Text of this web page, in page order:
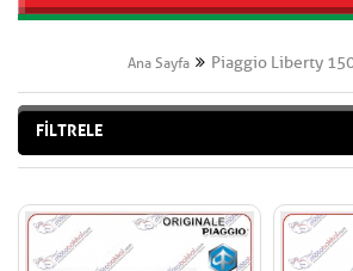
Ana Sayfa Piaggio Liberty
FİLTRELE